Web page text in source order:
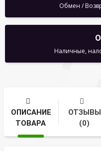
Обмен /
Наличные,
ОПИСАНИЕ
ТОВАРА
ОТЗЫВЫ
(0)